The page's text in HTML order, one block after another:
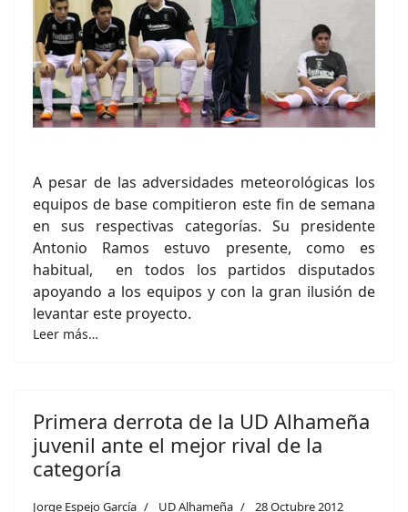
A pesar de las adversidades meteorológicas los
equipos de base compitieron este fin de semana
en sus respectivas categorías. Su presidente
Antonio Ramos estuvo presente, como es
habitual, en todos los partidos disputados
apoyando a los equipos y con la gran ilusión de
levantar este proyecto.
Leer más…
Primera derrota de la UD Alhameña
juvenil ante el mejor rival de la
categoría
Jorge Espejo García UD Alhameña 28 Octubre 2012